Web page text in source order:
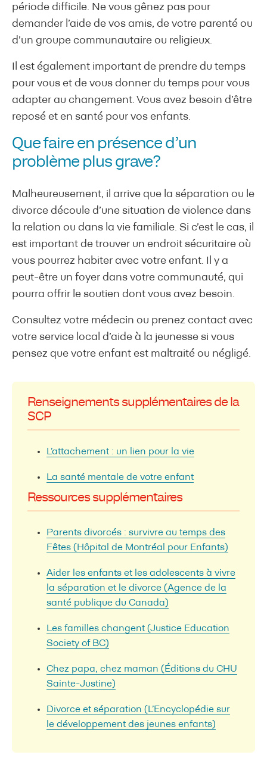
période difficile. Ne vous gênez pas pour
demander l’aide de vos amis, de votre parenté ou
d’un groupe communautaire ou religieux.
Il est également important de prendre du temps
pour vous et de vous donner du temps pour vous
adapter au changement. Vous avez besoin d’être
reposé et en santé pour vos enfants.
Que faire en présence d’un
problème plus grave?
Malheureusement, il arrive que la séparation ou le
divorce découle d’une situation de violence dans
la relation ou dans la vie familiale. Si c’est le cas, il
est important de trouver un endroit sécuritaire où
vous pourrez habiter avec votre enfant. Il y a
peut-être un foyer dans votre communauté, qui
pourra offrir le soutien dont vous avez besoin.
Consultez votre médecin ou prenez contact avec
votre service local d’aide à la jeunesse si vous
pensez que votre enfant est maltraité ou négligé.
Renseignements supplémentaires de la
SCP
L’attachement : un lien pour la vie
La santé mentale de votre enfant
Ressources supplémentaires
Parents divorcés : survivre au temps des
Fêtes (Hôpital de Montréal pour Enfants)
Aider les enfants et les adolescents à vivre
la séparation et le divorce (Agence de la
santé publique du Canada)
Les familles changent (Justice Education
Society of BC)
Chez papa, chez maman (Éditions du CHU
Sainte-Justine)
Divorce et séparation (L’Encyclopédie sur
le développement des jeunes enfants)